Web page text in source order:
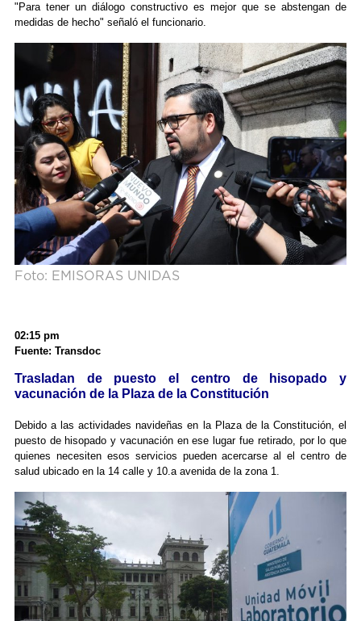
"Para tener un diálogo constructivo es mejor que se abstengan de
medidas de hecho" señaló el funcionario.
Foto: EMISORAS UNIDAS
02:15 pm
Fuente: Transdoc
Trasladan de puesto el centro de hisopado y
vacunación de la Plaza de la Constitución
Debido a las actividades navideñas en la Plaza de la Constitución, el
puesto de hisopado y vacunación en ese lugar fue retirado, por lo que
quienes necesiten esos servicios pueden acercarse al el centro de
salud ubicado en la 14 calle y 10.a avenida de la zona 1.